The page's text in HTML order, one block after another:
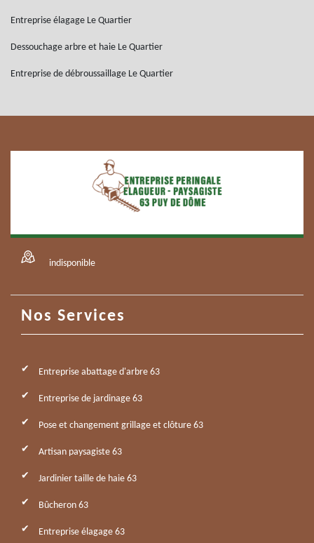
Entreprise élagage Le Quartier
Dessouchage arbre et haie Le Quartier
Entreprise de débroussaillage Le Quartier
indisponible
Nos Services
Entreprise abattage d'arbre 63
Entreprise de jardinage 63
Pose et changement grillage et clôture 63
Artisan paysagiste 63
Jardinier taille de haie 63
Bûcheron 63
Entreprise élagage 63